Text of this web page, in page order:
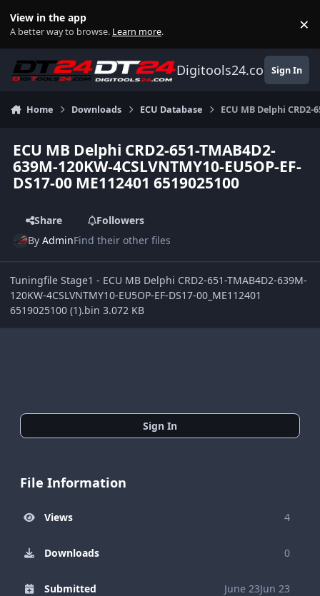
View in the app
A better way to browse. Learn more. ×
Digitools24.comSign In
Home Downloads ECU Database ECU MB Delphi CRD2-
ECU MB Delphi CRD2-651-TMAB4D2-
639M-120KW-4CSLVNTMY10-EU5OP-EF-
DS17-00 ME112401 6519025100
Share
Followers
ByAdminFind their other files
Tuningfile Stage1 - ECU MB Delphi CRD2-651-TMAB4D2-639M-
120KW-4CSLVNTMY10-EU5OP-EF-DS17-00_ME112401
6519025100 (1).bin 3.072 KB
Sign In
File Information
Views 4
Downloads 0
Submitted June 23Jun 23